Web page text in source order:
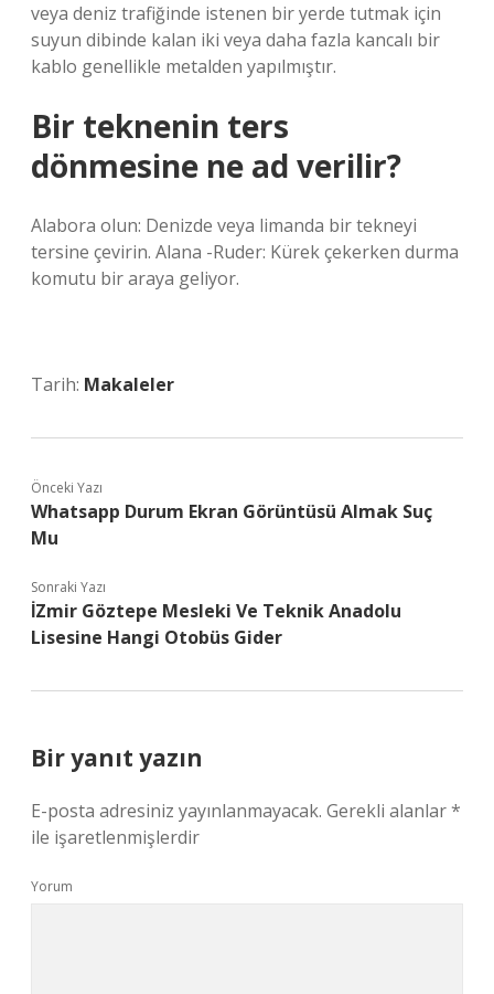
veya deniz trafiğinde istenen bir yerde tutmak için
suyun dibinde kalan iki veya daha fazla kancalı bir
kablo genellikle metalden yapılmıştır.
Bir teknenin ters
dönmesine ne ad verilir?
Alabora olun: Denizde veya limanda bir tekneyi
tersine çevirin. Alana -Ruder: Kürek çekerken durma
komutu bir araya geliyor.
Tarih: Makaleler
Önceki Yazı
Whatsapp Durum Ekran Görüntüsü Almak Suç
Mu
Sonraki Yazı
İZmir Göztepe Mesleki Ve Teknik Anadolu
Lisesine Hangi Otobüs Gider
Bir yanıt yazın
E-posta adresiniz yayınlanmayacak. Gerekli alanlar*
ile işaretlenmişlerdir
Yorum